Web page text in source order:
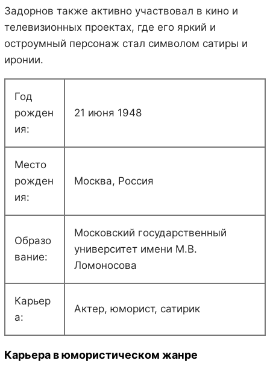
Задорнов также активно участвовал в кино и
телевизионных проектах, где его яркий и
остроумный персонаж стал символом сатиры и
иронии.
Год
рожден
ия:
21 июня 1948
Место
рожден
ия:
Москва, Россия
Образо
вание:
Московский государственный
университет имени М.В.
Ломоносова
Карьер
а:
Актер, юморист, сатирик
Карьера в юмористическом жанре